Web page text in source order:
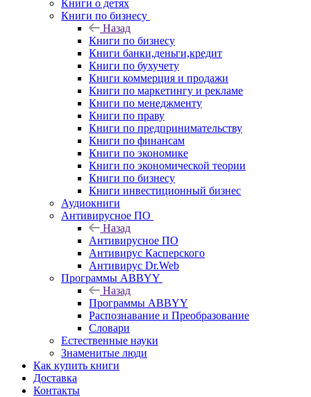
Книги о детях
Книги по бизнесу
Назад
Книги по бизнесу
Книги банки,деньги,кредит
Книги по бухучету
Книги коммерция и продажи
Книги по маркетингу и рекламе
Книги по менеджменту
Книги по праву
Книги по предпринимательству
Книги по финансам
Книги по экономике
Книги по экономической теории
Книги по бизнесу
Книги инвестиционный бизнес
Аудиокниги
Антивирусное ПО
Назад
Антивирусное ПО
Антивирус Касперского
Антивирус Dr.Web
Программы ABBYY
Назад
Программы ABBYY
Распознавание и Преобразование
Словари
Естественные науки
Знаменитые люди
Как купить книги
Доставка
Контакты